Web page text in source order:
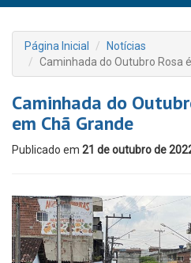
Página Inicial
Notícias
Caminhada do Outubro Rosa
Caminhada do
em Chã Grande
Publicado em 21 de outubro de